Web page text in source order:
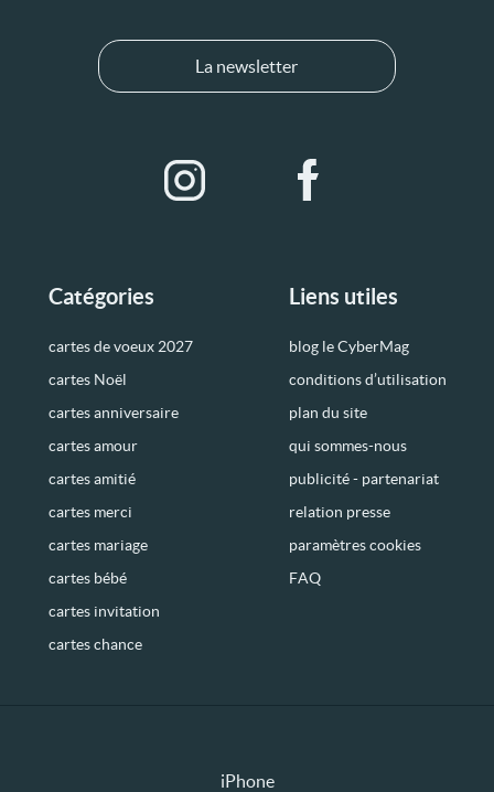
Catégories
cartes de voeux 2027
cartes Noël
cartes anniversaire
cartes amour
cartes amitié
cartes merci
cartes mariage
cartes bébé
cartes invitation
cartes chance
Liens utiles
blog le CyberMag
conditions d’utilisation
plan du site
qui sommes-nous
publicité - partenariat
relation presse
paramètres cookies
FAQ
La newsletter
iPhone